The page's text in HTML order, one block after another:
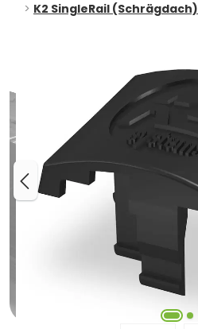
K2 SingleRail (Schrägdach)